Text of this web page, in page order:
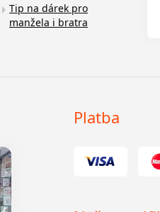
Tip na dárek pro
manžela i bratra
Platba